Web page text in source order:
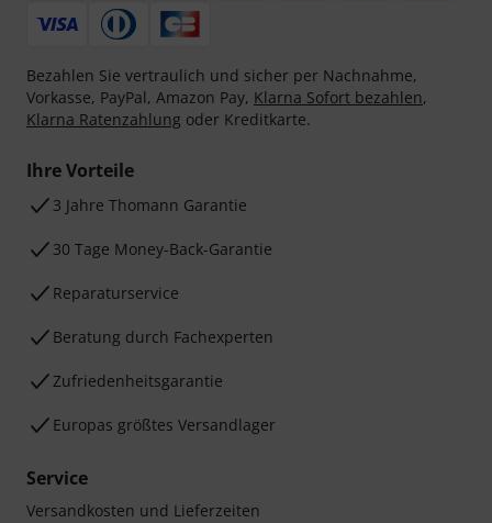
Bezahlen Sie vertraulich und sicher per Nachnahme,
Vorkasse, PayPal, Amazon Pay, Klarna Sofort bezahlen,
Klarna Ratenzahlung oder Kreditkarte.
Ihre Vorteile
3 Jahre Thomann Garantie
30 Tage Money-Back-Garantie
Reparaturservice
Beratung durch Fachexperten
Zufriedenheitsgarantie
Europas größtes Versandlager
Service
Versandkosten und Lieferzeiten